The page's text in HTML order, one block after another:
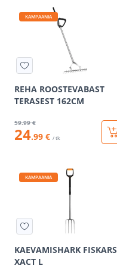
KAMPAANIA
REHA ROOSTEVABAST
TERASEST 162CM
59.99 €
24.99 € / tk
KAMPAANIA
KAEVAMISHARK FISKARS
XACT L